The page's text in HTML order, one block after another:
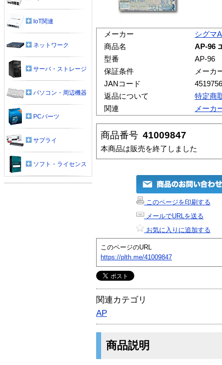
メーカー
シグマ
商品名
AP-96
型番
AP-96
保証条件
メーカ
JANコード
返品について
特定商
関連
メーカ
商品番号 41009847
本商品は販売を終了しました
このページを印刷する
メールでURLを送る
お気に入りに追加する
このページのURL
https://plth.me/41009847
関連カテゴリ
AP
商品説明
IoT関連
ネットワーク
サーバ・ストレージ
パソコン・周辺機器
PCパーツ
サプライ
ソフト・ライセンス